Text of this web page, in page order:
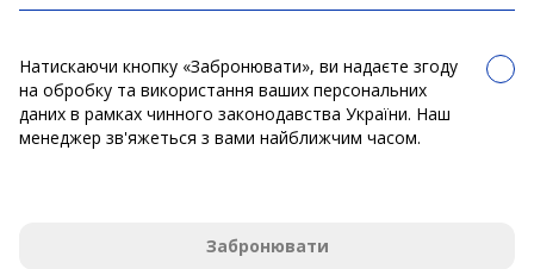
Натискаючи кнопку «Забронювати», ви надаєте згоду
на обробку та використання ваших персональних
даних в рамках чинного законодавства України. Наш
менеджер зв'яжеться з вами найближчим часом.
Забронювати